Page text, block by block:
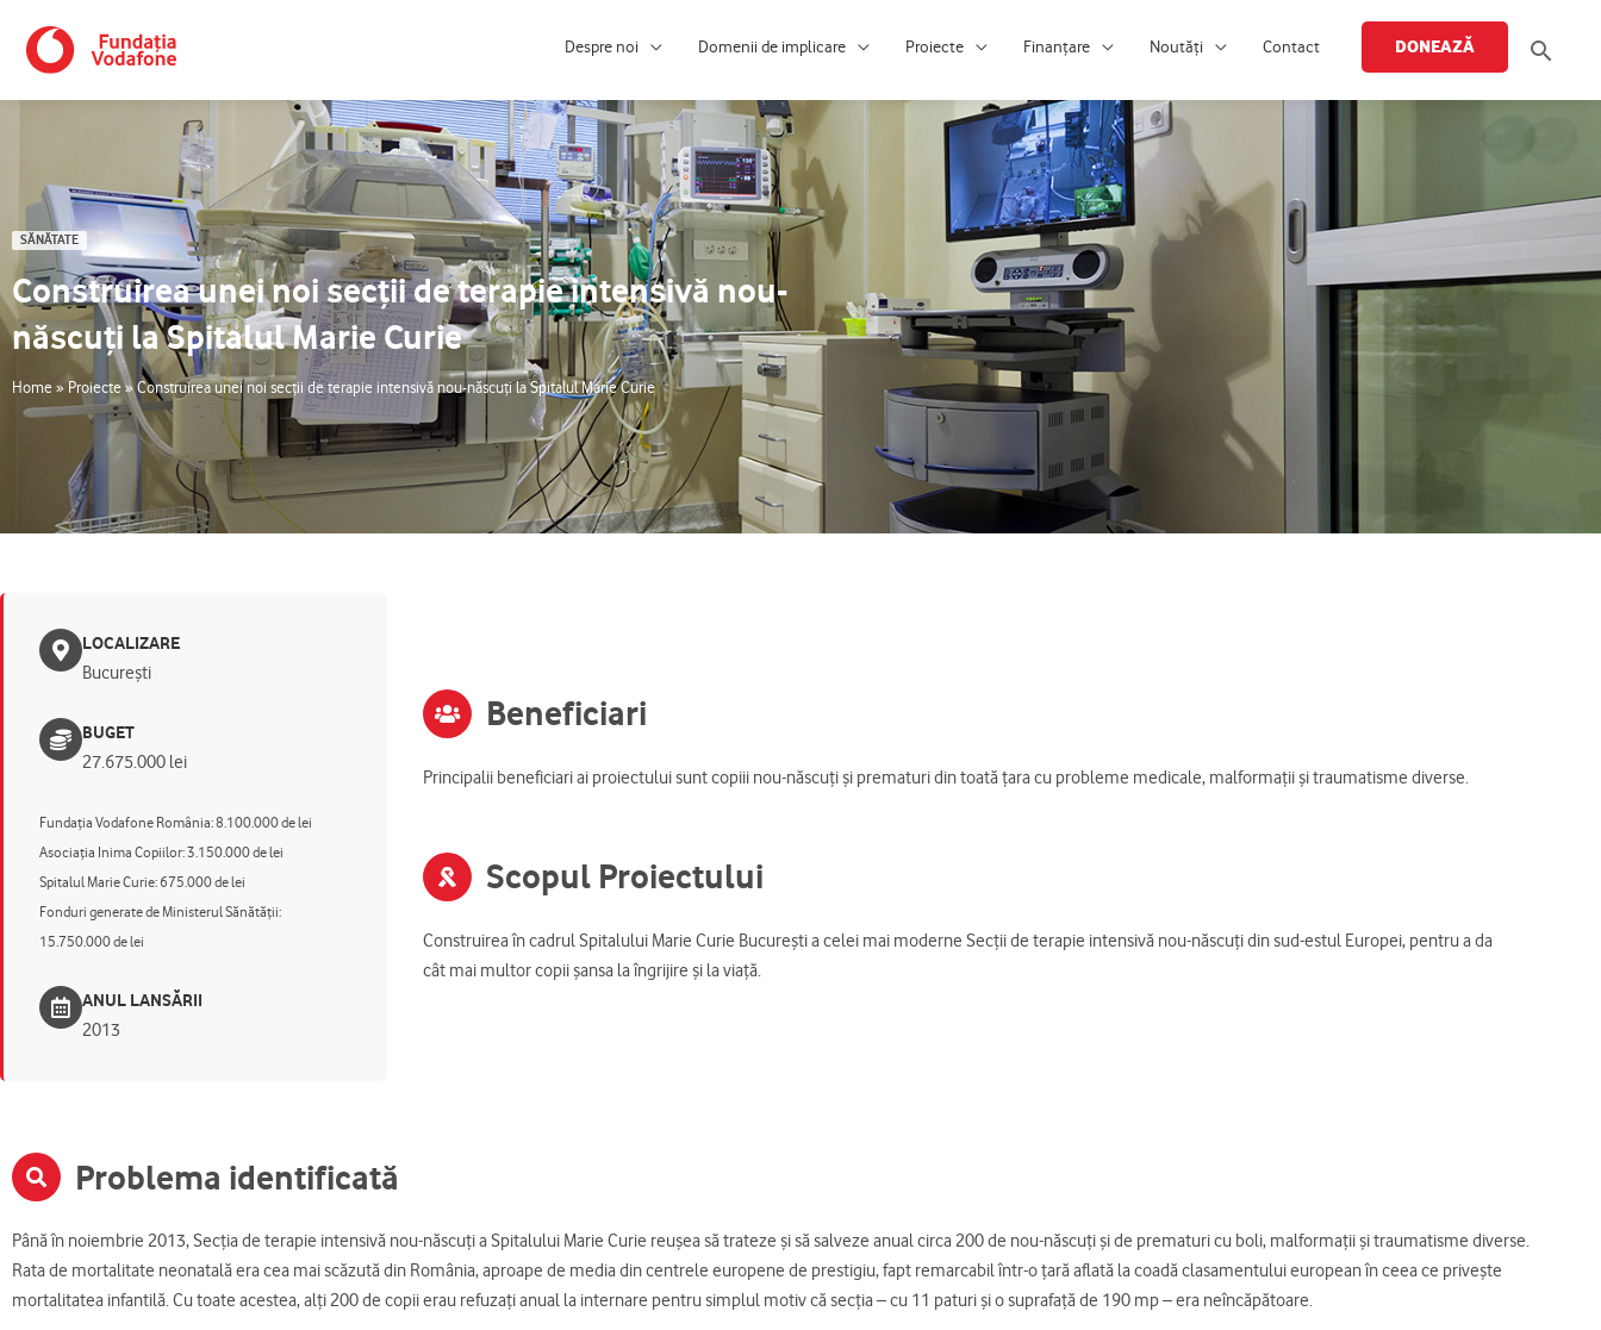
content
Despre noi Domenii de implicare Proiecte Finanțare Noutăți Contact DONEAZĂ
SĂNĂTATE
Construirea unei noi secţii de terapie intensivă nou-
născuţi la Spitalul Marie Curie
Home»Proiecte»Construirea unei noi secţii de terapie intensivă nou-născuţi la Spitalul Marie Curie
LOCALIZARE
București
BUGET
27.675.000 lei
Fundația Vodafone România: 8.100.000 de lei
Asociaţia Inima Copiilor: 3.150.000 de lei
Spitalul Marie Curie: 675.000 de lei
Fonduri generate de Ministerul Sănătății:
15.750.000 de lei
ANUL LANSĂRII
2013
Beneficiari
Principalii beneficiari ai proiectului sunt copiii nou-născuţi şi prematuri din toată țara cu probleme medicale, malformaţii şi traumatisme diverse.
Scopul Proiectului
Construirea în cadrul Spitalului Marie Curie Bucureşti a celei mai moderne Secţii de terapie intensivă nou-născuţi din sud-estul Europei, pentru a da
cât mai multor copii şansa la îngrijire şi la viaţă.
Problema identificată
Până în noiembrie 2013, Secţia de terapie intensivă nou-născuţi a Spitalului Marie Curie reuşea să trateze şi să salveze anual circa 200 de nou-născuţi şi de prematuri cu boli, malformaţii şi traumatisme diverse.
Rata de mortalitate neonatală era cea mai scăzută din România, aproape de media din centrele europene de prestigiu, fapt remarcabil într-o ţară aflată la coadă clasamentului european în ceea ce priveşte
mortalitatea infantilă. Cu toate acestea, alţi 200 de copii erau refuzaţi anual la internare pentru simplul motiv că secţia – cu 11 paturi şi o suprafaţă de 190 mp – era neîncăpătoare.